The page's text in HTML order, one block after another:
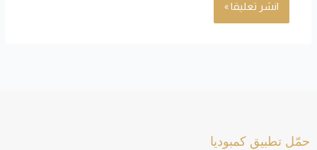
حمّل تطبيق كمبوديا